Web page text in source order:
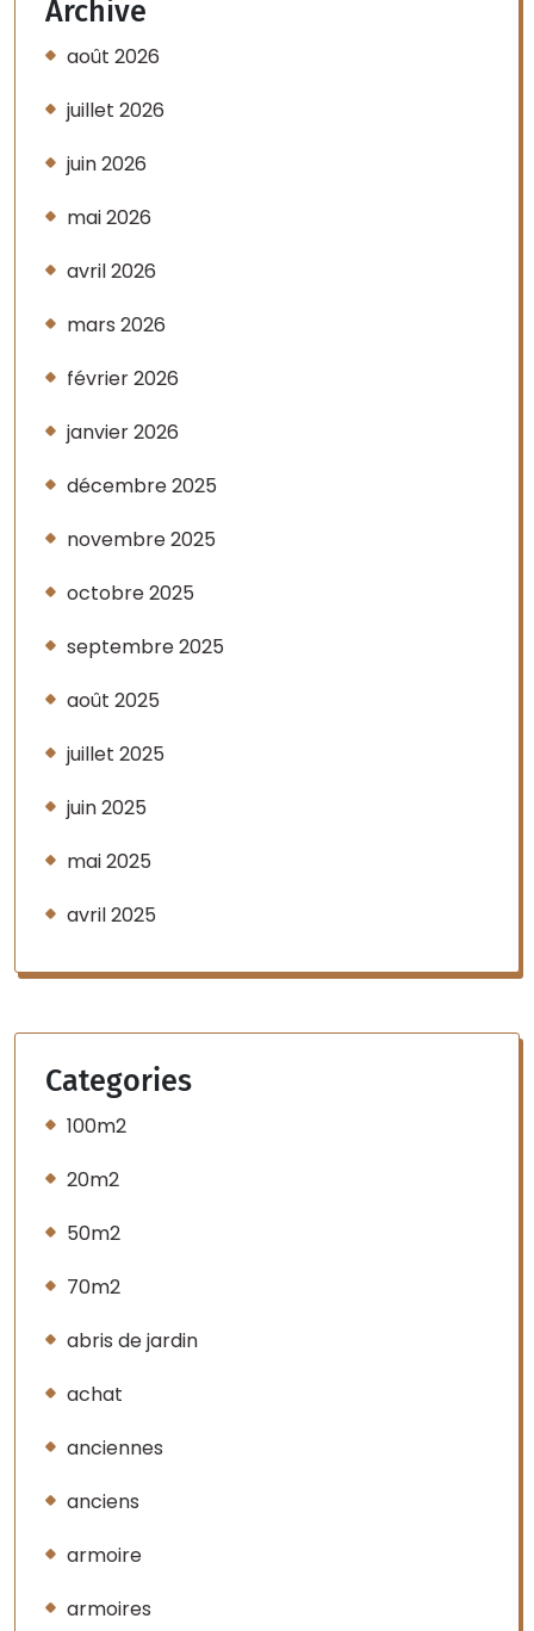
Archive
août 2026
juillet 2026
juin 2026
mai 2026
avril 2026
mars 2026
février 2026
janvier 2026
décembre 2025
novembre 2025
octobre 2025
septembre 2025
août 2025
juillet 2025
juin 2025
mai 2025
avril 2025
Categories
100m2
20m2
50m2
70m2
abris de jardin
achat
anciennes
anciens
armoire
armoires